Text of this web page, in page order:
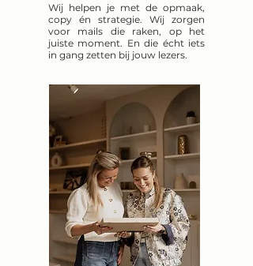
Wij helpen je met de opmaak,
copy én strategie. Wij zorgen
voor mails die raken, op het
juiste moment. En die écht iets
in gang zetten bij jouw lezers.